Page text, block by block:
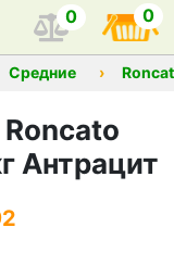
0 0
Средние
Антрацит